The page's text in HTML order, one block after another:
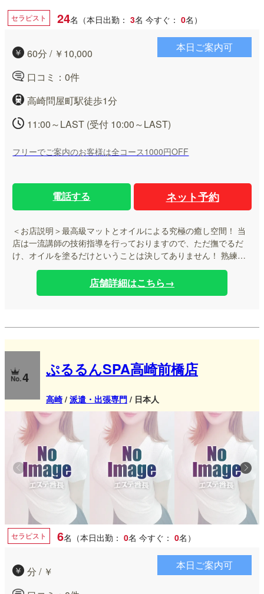
セラピスト 24名（本日出勤： 3名 今すぐ： 0名）
60分 / ￥10,000
口コミ：0件
高崎問屋町駅徒歩1分
11:00～LAST (受付 10:00～LAST)
本日ご案内可
フリーでご案内のお客様は全コース1000円OFF
電話する ネット予約
＜お店説明＞最高級マットとオイルによる究極の癒し空間！ 当
店は一流講師の技術指導を行っておりますので、ただ撫でるだ
け、オイルを塗るだけということは決してありません！ 熟練し
たセラピストが豊富な手技を駆使し、リンパの流れを意識した
本格的な施術で、深い癒しと心地よさをお届けします。 高級オ
イルを使ったZero距離密着マッサージは、貴方の五感を優しく
染み渡る忘れることができない 疲れた顔も気づけば恍惚な表情
に変わる極上のリラクゼーション…。 至福のひとときを是非お
楽しみください！ ※高崎問屋町駅から徒歩1分の立地ですので、
お車のない方・出張の方なども是非ご利用ください。
店舗詳細はこちら→
4 ぷるるんSPA高崎前橋店
高崎 / 派遣・出張専門 / 日本人
セラピスト 6名（本日出勤： 0名 今すぐ： 0名）
分 / ￥
本日ご案内可